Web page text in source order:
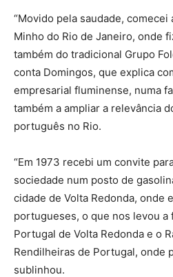
“Movido pela saudade, comecei
Minho do Rio de Janeiro, onde
também do tradicional Grupo
conta Domingos, que explica
empresarial fluminense, numa
também a ampliar a relevância
português no Rio.
“Em 1973 recebi um convite
sociedade num posto de
cidade de Volta Redonda, onde
portugueses, o que nos levou a
Portugal de Volta Redonda e o
Rendilheiras de Portugal, onde
sublinhou.